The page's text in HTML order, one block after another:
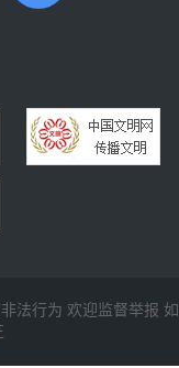
法行为 欢迎监督举报 如